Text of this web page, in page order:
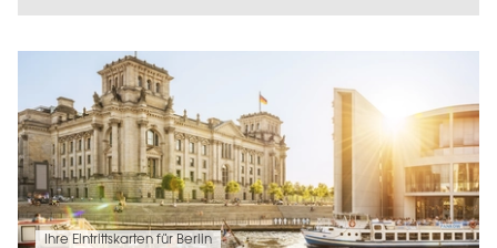
Ihre Eintrittskarten für Berlin